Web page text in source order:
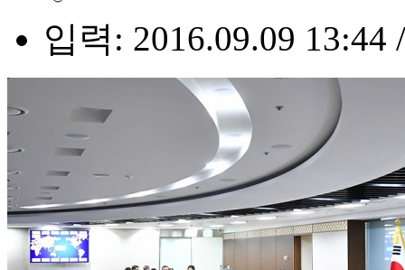
입력: 2016.09.09 13:44